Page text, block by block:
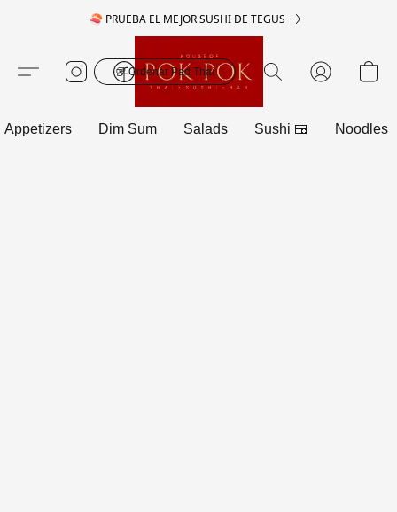
🍣 PRUEBA EL MEJOR SUSHI DE TEGUS
🥡 Ordenar Pad Thai
Appetizers Dim Sum Salads Sushi 🍱 Noodles